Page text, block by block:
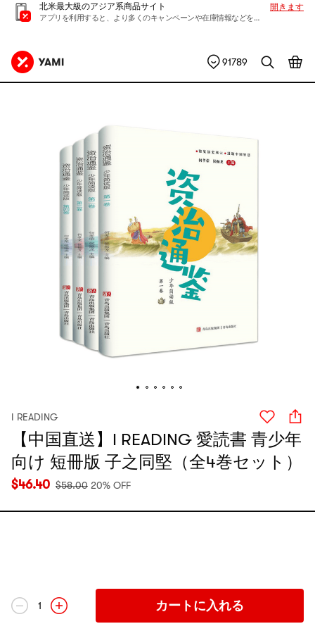
北米最大級のアジア系商品サイト
アプリを利用すると、より多くのキャンペーンや在庫情報などを入手できます
開きます
91789
I READING
【中国直送】I READING 愛読書 青少年
向け 短冊版 子之同堅（全4巻セット）
$46.40 $58.00 20% OFF
1 カートに入れる